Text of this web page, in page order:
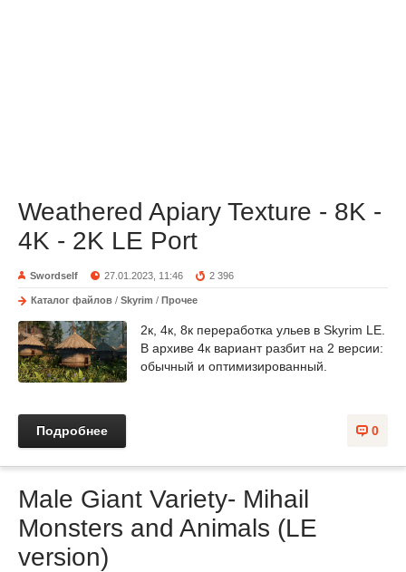
Weathered Apiary Texture - 8K -
4K - 2K LE Port
Swordself 27.01.2023, 11:46 2 396
Каталог файлов / Skyrim / Прочее
2к, 4к, 8к переработка ульев в Skyrim LE.
В архиве 4к вариант разбит на 2 версии:
обычный и оптимизированный.
0
Подробнее
Male Giant Variety- Mihail
Monsters and Animals (LE
version)